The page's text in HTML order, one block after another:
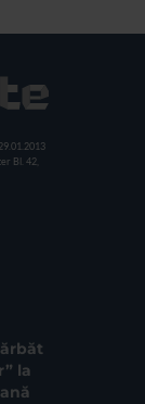
Bl. 42,
la